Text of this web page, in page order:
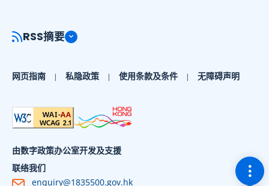
切
RSS摘要
网页指南 私隐政策 使用条款及条件 无障碍声明
由数字政策办公室开发及支援
联络我们
enquiry@1835500.gov.hk